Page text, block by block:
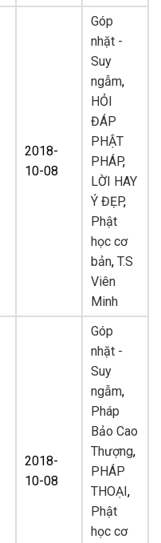
2018-
10-08
Góp
nhặt -
Suy
ngẫm,
HỎI
ĐÁP
PHẬT
PHÁP,
LỜI HAY
Ý ĐẸP,
Phật
học cơ
bản, T.S
Viên
Minh
2018-
10-08
Góp
nhặt -
Suy
ngẫm,
Pháp
Bảo Cao
Thượng,
PHÁP
THOẠI,
Phật
học cơ